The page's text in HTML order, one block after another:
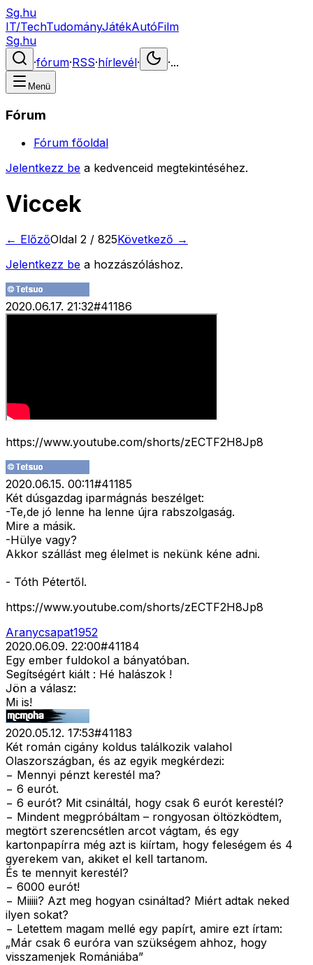
Sg.hu
IT/TechTudományJátékAutóFilm
Sg.hu
·fórum·RSS·hírlevél· ·...
Menü
Fórum
Fórum főoldal
Jelentkezz be a kedvenceid megtekintéséhez.
Viccek
← ElőzőOldal 2 / 825Következő →
Jelentkezz be a hozzászóláshoz.
2020.06.17. 21:32#41186
https://www.youtube.com/shorts/zECTF2H8Jp8
2020.06.15. 00:11#41185
Két dúsgazdag iparmágnás beszélget:
-Te,de jó lenne ha lenne újra rabszolgaság.
Mire a másik.
-Hülye vagy?
Akkor szállást meg élelmet is nekünk kéne adni.
- Tóth Pétertől.
https://www.youtube.com/shorts/zECTF2H8Jp8
Aranycsapat1952
2020.06.09. 22:00#41184
Egy ember fuldokol a bányatóban.
Segítségért kiált : Hé halászok !
Jön a válasz:
Mi is!
2020.05.12. 17:53#41183
Két román cigány koldus találkozik valahol
Olaszországban, és az egyik megkérdezi:
− Mennyi pénzt kerestél ma?
− 6 eurót.
− 6 eurót? Mit csináltál, hogy csak 6 eurót kerestél?
− Mindent megpróbáltam – rongyosan öltözködtem,
megtört szerencsétlen arcot vágtam, és egy
kartonpapírra még azt is kiírtam, hogy feleségem és 4
gyerekem van, akiket el kell tartanom.
És te mennyit kerestél?
− 6000 eurót!
− Miiiii? Azt meg hogyan csináltad? Miért adtak neked
ilyen sokat?
− Letettem magam mellé egy papírt, amire ezt írtam:
„Már csak 6 euróra van szükségem ahhoz, hogy
visszamenjek Romániába”